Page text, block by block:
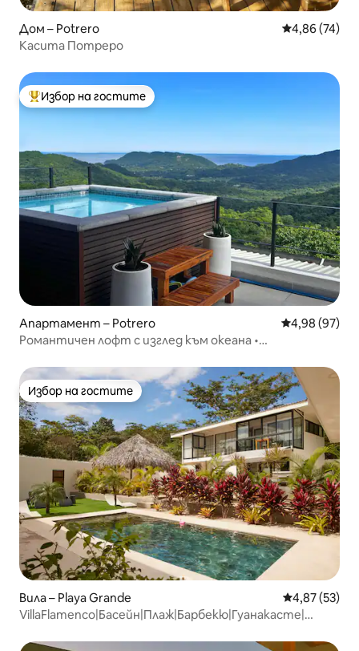
Дом – Potrero Средна
4,86 (74)
Касита Потреро
Най-популярен избор на гостите
Избор на гостите
Апартамент – Potrero Средна
4,98 (97)
Романтичен лофт с изглед към океана •
Избор на гостите
Избор на гостите
Вила – Playa Grande Средна
4,87 (53)
VillaFlamenco|Басейн|Плаж|Барбекю|Гуанакасте|